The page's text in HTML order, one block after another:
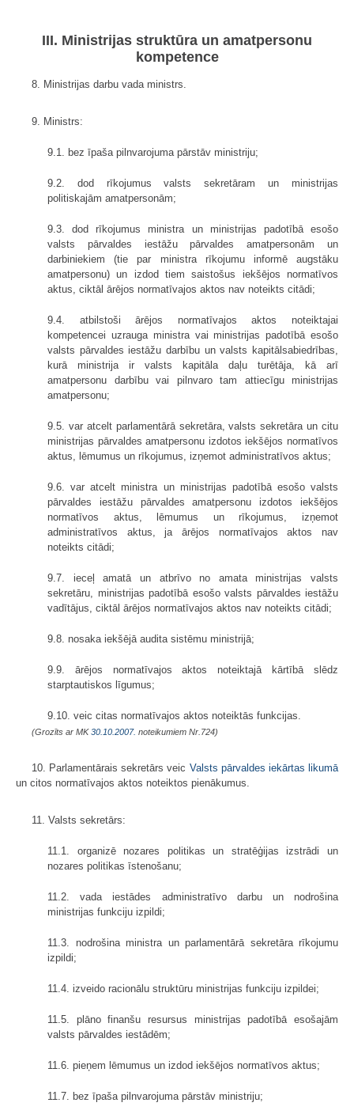
III. Ministrijas struktūra un amatpersonu
kompetence
8. Ministrijas darbu vada ministrs.
9. Ministrs:
9.1. bez īpaša pilnvarojuma pārstāv ministriju;
9.2. dod rīkojumus valsts sekretāram un ministrijas
politiskajām amatpersonām;
9.3. dod rīkojumus ministra un ministrijas padotībā esošo
valsts pārvaldes iestāžu pārvaldes amatpersonām un
darbiniekiem (tie par ministra rīkojumu informē augstāku
amatpersonu) un izdod tiem saistošus iekšējos normatīvos
aktus, ciktāl ārējos normatīvajos aktos nav noteikts citādi;
9.4. atbilstoši ārējos normatīvajos aktos noteiktajai
kompetencei uzrauga ministra vai ministrijas padotībā esošo
valsts pārvaldes iestāžu darbību un valsts kapitālsabiedrības,
kurā ministrija ir valsts kapitāla daļu turētāja, kā arī
amatpersonu darbību vai pilnvaro tam attiecīgu ministrijas
amatpersonu;
9.5. var atcelt parlamentārā sekretāra, valsts sekretāra un citu
ministrijas pārvaldes amatpersonu izdotos iekšējos normatīvos
aktus, lēmumus un rīkojumus, izņemot administratīvos aktus;
9.6. var atcelt ministra un ministrijas padotībā esošo valsts
pārvaldes iestāžu pārvaldes amatpersonu izdotos iekšējos
normatīvos aktus, lēmumus un rīkojumus, izņemot
administratīvos aktus, ja ārējos normatīvajos aktos nav
noteikts citādi;
9.7. ieceļ amatā un atbrīvo no amata ministrijas valsts
sekretāru, ministrijas padotībā esošo valsts pārvaldes iestāžu
vadītājus, ciktāl ārējos normatīvajos aktos nav noteikts citādi;
9.8. nosaka iekšējā audita sistēmu ministrijā;
9.9. ārējos normatīvajos aktos noteiktajā kārtībā slēdz
starptautiskos līgumus;
9.10. veic citas normatīvajos aktos noteiktās funkcijas.
(Grozīts ar MK30.10.2007. noteikumiem Nr.724)
10. Parlamentārais sekretārs veic Valsts pārvaldes iekārtas likumā
un citos normatīvajos aktos noteiktos pienākumus.
11. Valsts sekretārs:
11.1. organizē nozares politikas un stratēģijas izstrādi un
nozares politikas īstenošanu;
11.2. vada iestādes administratīvo darbu un nodrošina
ministrijas funkciju izpildi;
11.3. nodrošina ministra un parlamentārā sekretāra rīkojumu
izpildi;
11.4. izveido racionālu struktūru ministrijas funkciju izpildei;
11.5. plāno finanšu resursus ministrijas padotībā esošajām
valsts pārvaldes iestādēm;
11.6. pieņem lēmumus un izdod iekšējos normatīvos aktus;
11.7. bez īpaša pilnvarojuma pārstāv ministriju;